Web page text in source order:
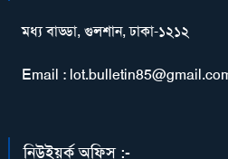
মধ্য বাড্ডা, গুলশান, ঢাকা-১২১২
Email :
নিউইয়র্ক অফিস :-